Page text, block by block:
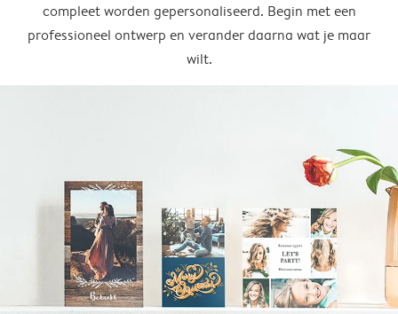
compleet worden gepersonaliseerd. Begin met een
professioneel ontwerp en verander daarna wat je maar
wilt.